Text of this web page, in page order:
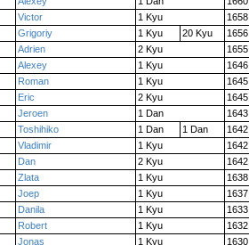
Victor 1 Kyu 1658
Grigoriy 1 Kyu 20 Kyu 1656
Adrien 2 Kyu 1655
Alexey 1 Kyu 1646
Roman 1 Kyu 1645
Eric 2 Kyu 1645
Jeroen 1 Dan 1643
Toshihiko 1 Dan 1 Dan 1642
Vladimir 1 Kyu 1642
Dan 2 Kyu 1642
Zlata 1 Kyu 1638
Joep 1 Kyu 1637
Danila 1 Kyu 1633
Robert 1 Kyu 1632
Jonas 1 Kyu 1630